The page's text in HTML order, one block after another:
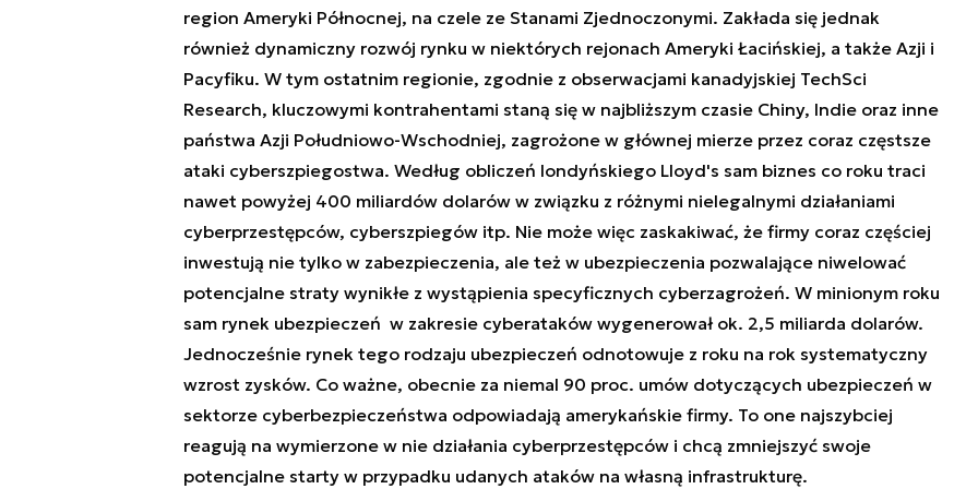
region Ameryki Północnej, na czele ze Stanami Zjednoczonymi. Zakłada się jednak
również dynamiczny rozwój rynku w niektórych rejonach Ameryki Łacińskiej, a także Azji i
Pacyfiku. W tym ostatnim regionie, zgodnie z obserwacjami kanadyjskiej TechSci
Research, kluczowymi kontrahentami staną się w najbliższym czasie Chiny, Indie oraz inne
państwa Azji Południowo-Wschodniej, zagrożone w głównej mierze przez coraz częstsze
ataki cyberszpiegostwa. Według obliczeń londyńskiego Lloyd's sam biznes co roku traci
nawet powyżej 400 miliardów dolarów w związku z różnymi nielegalnymi działaniami
cyberprzestępców, cyberszpiegów itp. Nie może więc zaskakiwać, że firmy coraz częściej
inwestują nie tylko w zabezpieczenia, ale też w ubezpieczenia pozwalające niwelować
potencjalne straty wynikłe z wystąpienia specyficznych cyberzagrożeń. W minionym roku
sam rynek ubezpieczeń w zakresie cyberataków wygenerował ok. 2,5 miliarda dolarów.
Jednocześnie rynek tego rodzaju ubezpieczeń odnotowuje z roku na rok systematyczny
wzrost zysków. Co ważne, obecnie za niemal 90 proc. umów dotyczących ubezpieczeń w
sektorze cyberbezpieczeństwa odpowiadają amerykańskie firmy. To one najszybciej
reagują na wymierzone w nie działania cyberprzestępców i chcą zmniejszyć swoje
potencjalne starty w przypadku udanych ataków na własną infrastrukturę.